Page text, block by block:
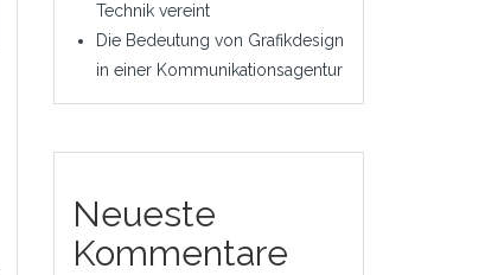
Technik vereint
Die Bedeutung von Grafikdesign
in einer Kommunikationsagentur
Neueste
Kommentare